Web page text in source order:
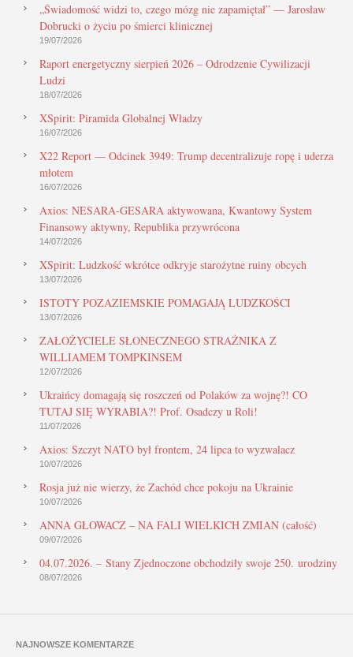
„Świadomość widzi to, czego mózg nie zapamiętał” — Jarosław
Dobrucki o życiu po śmierci klinicznej
19/07/2026
Raport energetyczny sierpień 2026 – Odrodzenie Cywilizacji
Ludzi
18/07/2026
XSpirit: Piramida Globalnej Władzy
16/07/2026
X22 Report — Odcinek 3949: Trump decentralizuje ropę i uderza
młotem
16/07/2026
Axios: NESARA-GESARA aktywowana, Kwantowy System
Finansowy aktywny, Republika przywrócona
14/07/2026
XSpirit: Ludzkość wkrótce odkryje starożytne ruiny obcych
13/07/2026
ISTOTY POZAZIEMSKIE POMAGAJĄ LUDZKOŚCI
13/07/2026
ZAŁOŻYCIELE SŁONECZNEGO STRAŻNIKA Z
WILLIAMEM TOMPKINSEM
12/07/2026
Ukraińcy domagają się roszczeń od Polaków za wojnę?! CO
TUTAJ SIĘ WYRABIA?! Prof. Osadczy u Roli!
11/07/2026
Axios: Szczyt NATO był frontem, 24 lipca to wyzwalacz
10/07/2026
Rosja już nie wierzy, że Zachód chce pokoju na Ukrainie
10/07/2026
ANNA GŁOWACZ – NA FALI WIELKICH ZMIAN (całość)
09/07/2026
04.07.2026. – Stany Zjednoczone obchodziły swoje 250. urodziny
08/07/2026
NAJNOWSZE KOMENTARZE